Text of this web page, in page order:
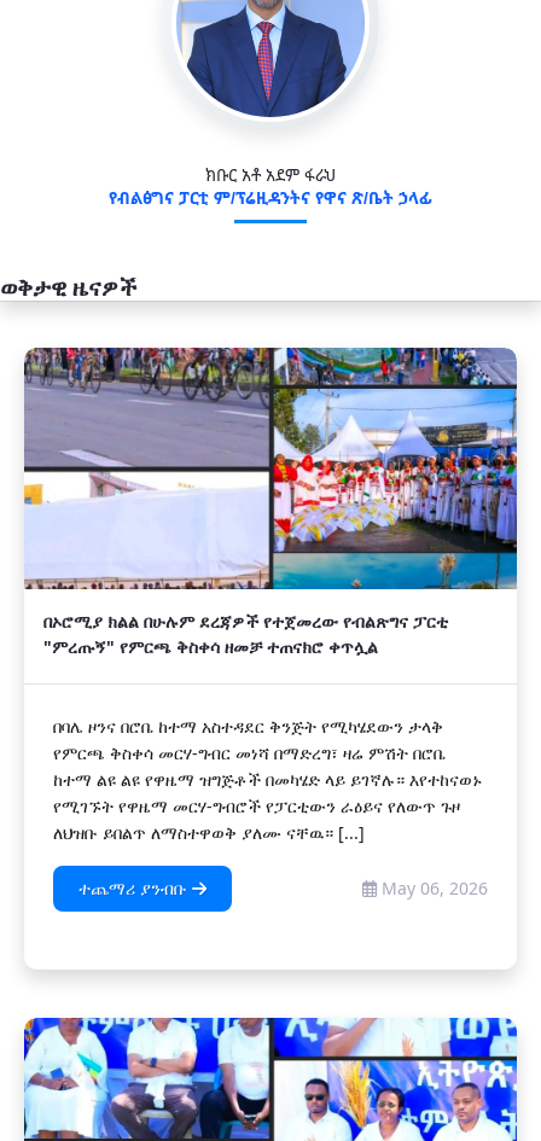
ክቡር አቶ አደም ፋራህ
የብልፅግና ፓርቲ ም/ፕሬዚዳንትና የዋና ጽ/ቤት ኃላፊ
ወቅታዊ ዜናዎች
አዲስ
በኦሮሚያ ክልል በሁሉም ደረጃዎች የተጀመረው የብልጽግና ፓርቲ
"ምረጡኝ" የምርጫ ቅስቀሳ ዘመቻ ተጠናክሮ ቀጥሏል
በባሌ ዞንና በሮቤ ከተማ አስተዳደር ቅንጅት የሚካሄደውን ታላቅ
የምርጫ ቅስቀሳ መርሃ-ግብር መነሻ በማድረግ፣ ዛሬ ምሽት በሮቤ
ከተማ ልዩ ልዩ የዋዜማ ዝግጅቶች በመካሄድ ላይ ይገኛሉ። እየተከናወኑ
የሚገኙት የዋዜማ መርሃ-ግብሮች የፓርቲውን ራዕይና የለውጥ ጉዞ
ለህዝቡ ይበልጥ ለማስተዋወቅ ያለሙ ናቸዉ። [...]
ተጨማሪ ያንብቡ May 06, 2026